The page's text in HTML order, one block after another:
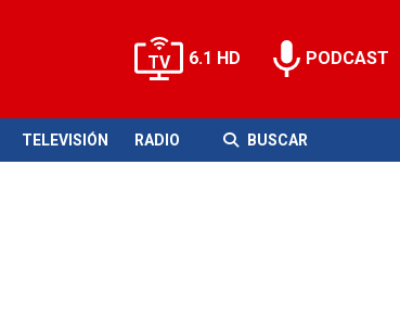
6.1 HD PODCAST
TELEVISIÓN RADIO BUSCAR